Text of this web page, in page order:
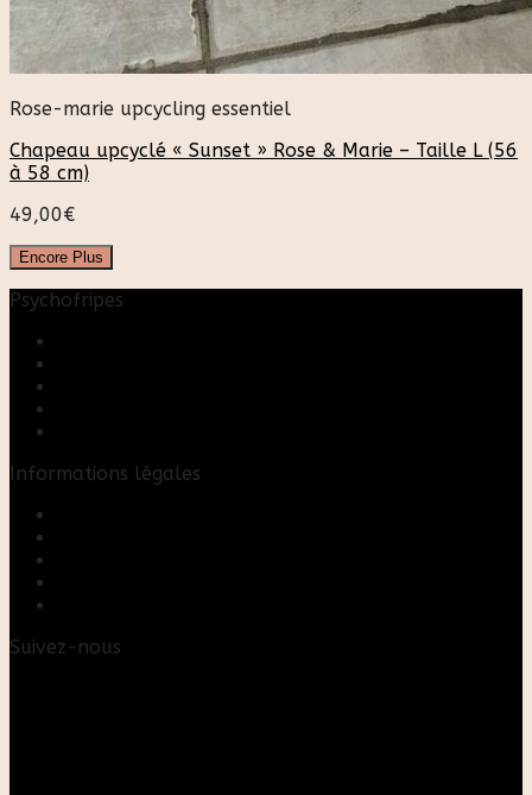
Rose-marie upcycling essentiel
Chapeau upcyclé « Sunset » Rose & Marie – Taille L (56
à 58 cm)
49,00€
Encore Plus
Psychofripes
Informations légales
Suivez-nous